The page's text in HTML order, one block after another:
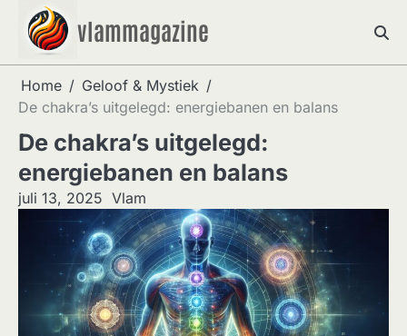
content
vlammagazine
Home
Geloof & Mystiek
De chakra’s uitgelegd: energiebanen en balans
De chakra’s uitgelegd:
energiebanen en balans
juli 13, 2025 Vlam